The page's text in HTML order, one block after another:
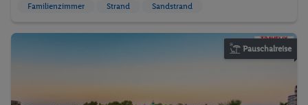
Familienzimmer Strand Sandstrand
Pauschalreise